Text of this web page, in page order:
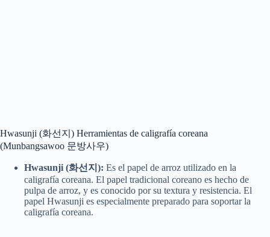
Hwasunji (화선지) Herramientas de caligrafía coreana
(Munbangsawoo 문방사우)
Hwasunji (화선지): Es el papel de arroz utilizado en la
caligrafía coreana. El papel tradicional coreano es hecho de
pulpa de arroz, y es conocido por su textura y resistencia. El
papel Hwasunji es especialmente preparado para soportar la
caligrafía coreana.